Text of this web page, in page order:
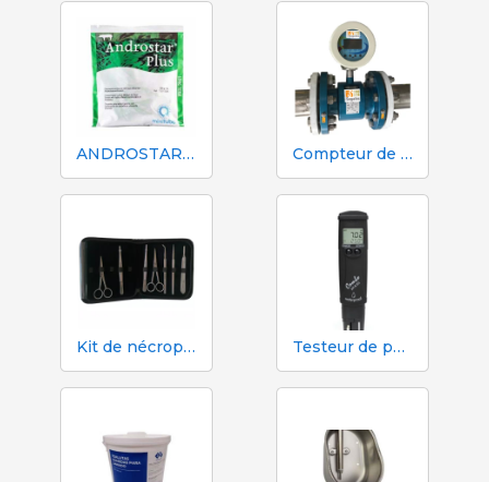
ANDROSTAR PLUS 47 g / 100 L - Prolongateur de sperme longue durée Compteur de volume et d'azote Mécaniques Segalés DN150
Kit de nécropsie et de dissection 333 - 7 instruments Testeur de pH, EC, TDS et température Hanna HI98130